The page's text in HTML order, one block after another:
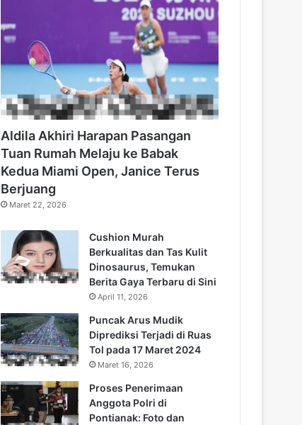
Aldila Akhiri Harapan Pasangan
Tuan Rumah Melaju ke Babak
Kedua Miami Open, Janice Terus
Berjuang
Maret 22, 2026
Cushion Murah
Berkualitas dan Tas Kulit
Dinosaurus, Temukan
Berita Gaya Terbaru di Sini
April 11, 2026
Puncak Arus Mudik
Diprediksi Terjadi di Ruas
Tol pada 17 Maret 2024
Maret 16, 2026
Proses Penerimaan
Anggota Polri di
Pontianak: Foto dan